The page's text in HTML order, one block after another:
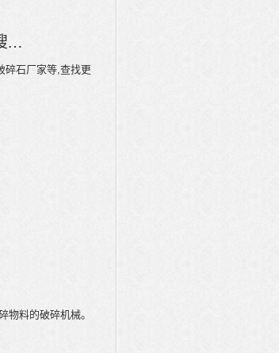
…
碎石厂家等,查找更
物料的破碎机械。